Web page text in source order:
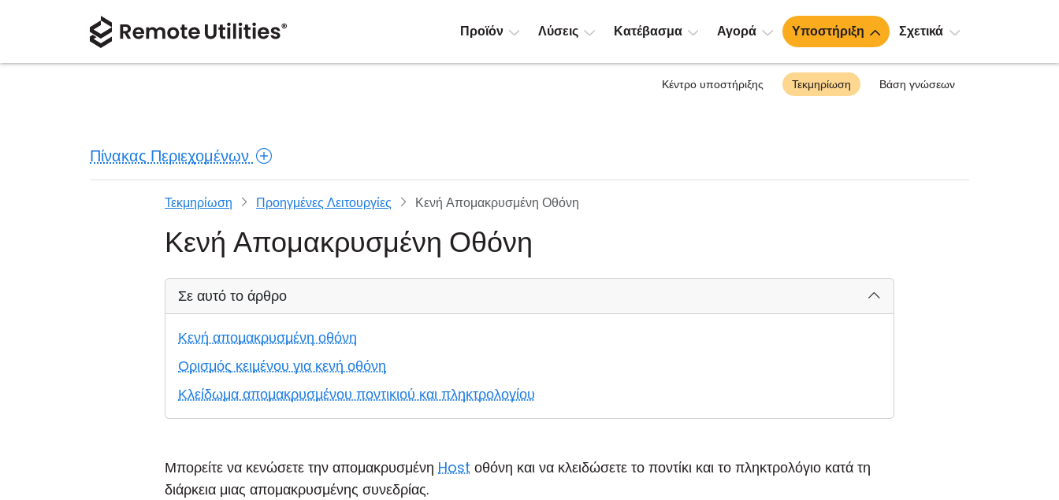
Προϊόν Λύσεις Κατέβασμα Αγορά Υποστήριξη Σχετικά
Κέντρο υποστήριξης Τεκμηρίωση Βάση γνώσεων
Πίνακας Περιεχομένων
Τεκμηρίωση Προηγμένες Λειτουργίες Κενή Απομακρυσμένη Οθόνη
Κενή Απομακρυσμένη Οθόνη
Σε αυτό το άρθρο
Κενή απομακρυσμένη οθόνη
Ορισμός κειμένου για κενή οθόνη
Κλείδωμα απομακρυσμένου ποντικιού και πληκτρολογίου
Μπορείτε να κενώσετε την απομακρυσμένη Host οθόνη και να κλειδώσετε το ποντίκι και το πληκτρολόγιο κατά τη
διάρκεια μιας απομακρυσμένης συνεδρίας.